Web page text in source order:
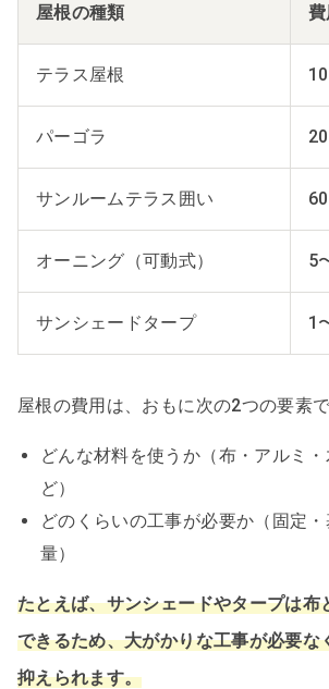
屋根の種類
テラス屋根
パーゴラ
サンルームテラス囲い
オーニング（可動式） 5
サンシェードタープ 1
屋根の費用は、おもに次の2つの要素で
どんな材料を使うか（布・アルミ
ど）
どのくらいの工事が必要か（固定
量）
たとえば、サンシェードやタープは布
できるため、大がかりな工事が必要な
抑えられます。